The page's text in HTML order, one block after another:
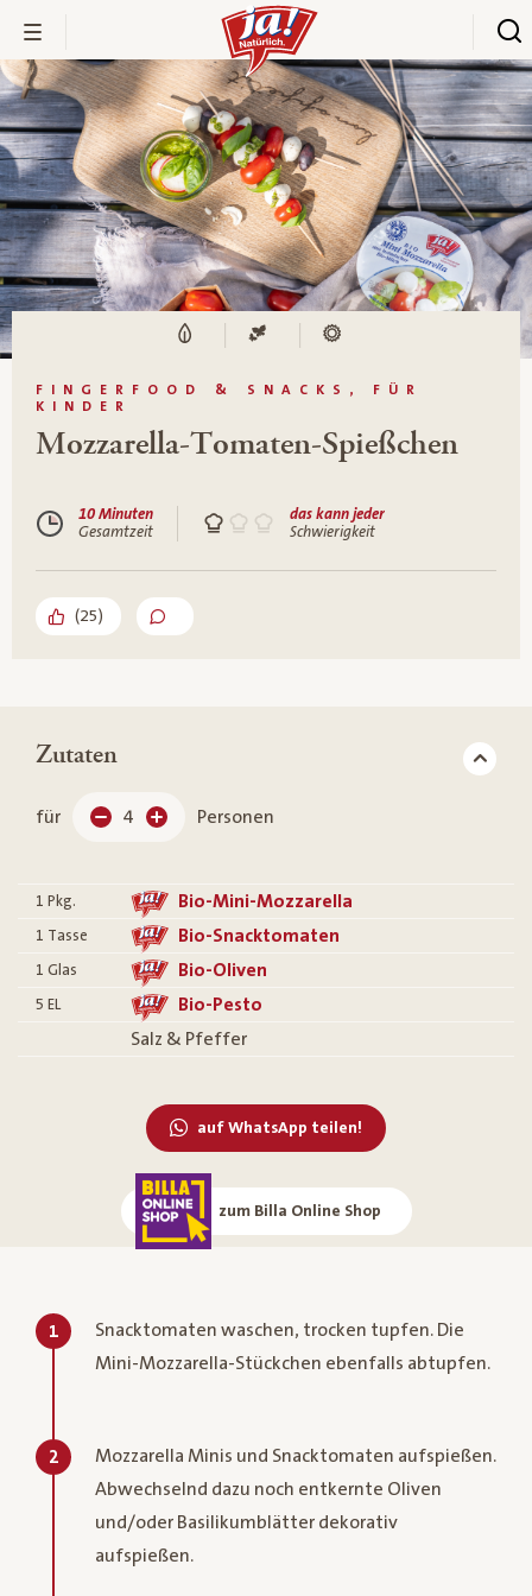
FINGERFOOD & SNACKS, FÜR
KINDER
Mozzarella-Tomaten-Spießchen
10 Minuten
Gesamtzeit
das kann jeder
Schwierigkeit
(25)
Zutaten
für 4 Personen
1 Pkg. Bio-Mini-Mozzarella
1 Tasse Bio-Snacktomaten
1 Glas Bio-Oliven
5 EL
Bio-Pesto
Salz & Pfeffer
auf WhatsApp teilen!
zum Billa Online Shop
1
Snacktomaten waschen, trocken tupfen. Die
Mini-Mozzarella-Stückchen ebenfalls abtupfen.
2
Mozzarella Minis und Snacktomaten aufspießen.
Abwechselnd dazu noch entkernte Oliven
und/oder Basilikumblätter dekorativ
aufspießen.